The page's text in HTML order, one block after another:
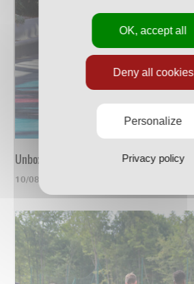
Unboxing du nouveau maillot
10/08/2023
OK, accept all
Deny all cookies
Personalize
Privacy policy